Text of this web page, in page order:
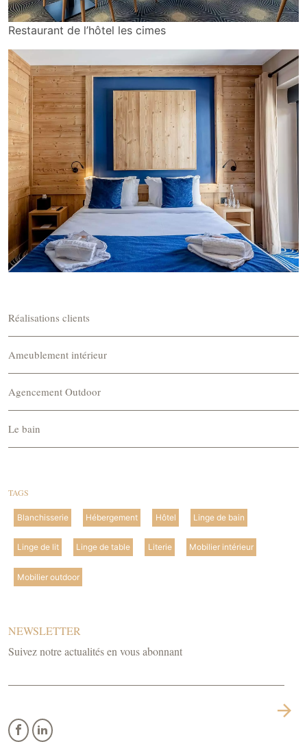
Restaurant de l’hôtel les cimes
Réalisations clients
Ameublement intérieur
Agencement Outdoor
Le bain
TAGS
Blanchisserie Hébergement Hôtel Linge de bain
Linge de lit Linge de table Literie Mobilier intérieur
Mobilier outdoor
NEWSLETTER
Suivez notre actualités en vous abonnant